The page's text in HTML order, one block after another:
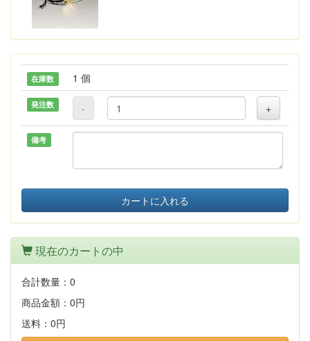
在庫数 1 個
発注数 - +
備考
カートに入れる
現在のカートの中
合計数量： 0
商品金額： 0円
送料： 0円